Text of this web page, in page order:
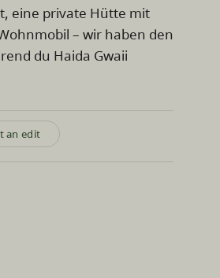
eine private Hütte mit
– wir haben den
du Haida Gwaii
an edit